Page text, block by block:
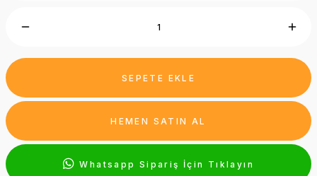
SEPETE EKLE
HEMEN SATIN AL
Whatsapp Sipariş İçin Tıklayın